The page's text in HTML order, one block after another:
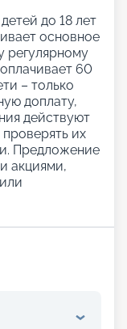
до 18 лет
основное
регулярному
60
– только
доплату,
действуют
их
Предложение
акциями,